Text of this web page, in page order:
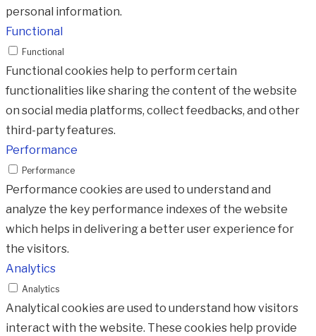
personal information.
Functional
Functional
Functional cookies help to perform certain
functionalities like sharing the content of the website
on social media platforms, collect feedbacks, and other
third-party features.
Performance
Performance
Performance cookies are used to understand and
analyze the key performance indexes of the website
which helps in delivering a better user experience for
the visitors.
Analytics
Analytics
Analytical cookies are used to understand how visitors
interact with the website. These cookies help provide